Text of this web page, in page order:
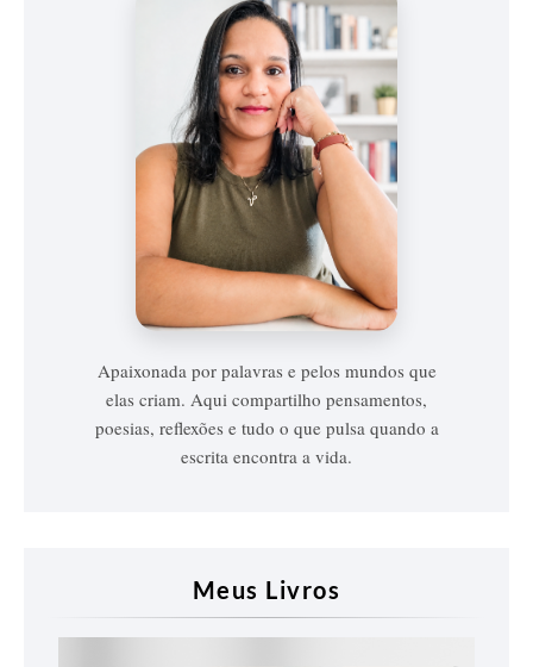
Vanessa
Vieira
Apaixonada por palavras e pelos mundos que
elas criam. Aqui compartilho pensamentos,
poesias, reflexões e tudo o que pulsa quando a
escrita encontra a vida.
Meus Livros